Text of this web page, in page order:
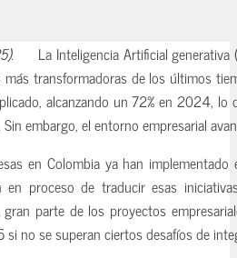
La Inteligencia Artificial
transformadoras de los últimos
alcanzando un 72% en 2024, lo
embargo, el entorno empresarial
en Colombia ya han implementado
proceso de traducir esas
parte de los proyectos
no se superan ciertos desafíos de